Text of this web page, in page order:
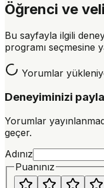
Öğrenci ve
Bu sayfayla ilgili
programı seçmesine
Yorumlar
Deneyiminizi
Yorumlar
geçer.
Adınız
Puanınız